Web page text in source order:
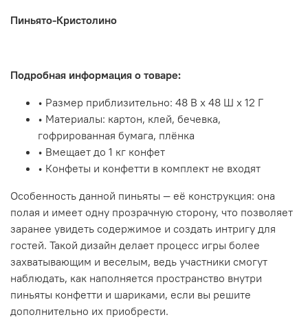
Пиньято-Кристолино
Подробная информация о товаре:
• Размер приблизительно: 48 В x 48 Ш x 12 Г
• Материалы: картон, клей, бечевка,
гофрированная бумага, плёнка
• Вмещает до 1 кг конфет
• Конфеты и конфетти в комплект не входят
Особенность данной пиньяты — её конструкция: она
полая и имеет одну прозрачную сторону, что позволяет
заранее увидеть содержимое и создать интригу для
гостей. Такой дизайн делает процесс игры более
захватывающим и веселым, ведь участники смогут
наблюдать, как наполняется пространство внутри
пиньяты конфетти и шариками, если вы решите
дополнительно их приобрести.